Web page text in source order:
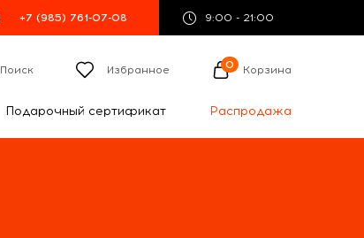
+7 (985) 761-07-08 9:00 - 21:00
Поиск Избранное 0 Корзина
Подарочный сертификат Распродажа